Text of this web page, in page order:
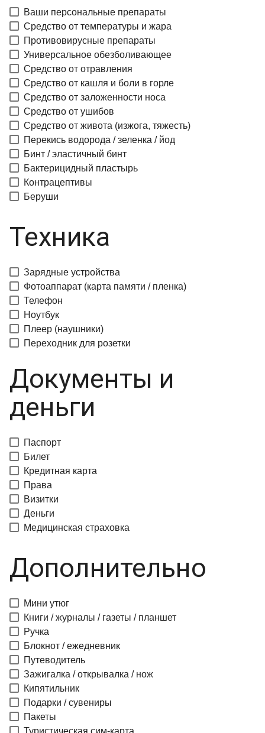
Ваши персональные препараты
Средство от температуры и жара
Противовирусные препараты
Универсальное обезболивающее
Средство от отравления
Средство от кашля и боли в горле
Средство от заложенности носа
Средство от ушибов
Средство от живота (изжога, тяжесть)
Перекись водорода / зеленка / йод
Бинт / эластичный бинт
Бактерицидный пластырь
Контрацептивы
Беруши
Техника
Зарядные устройства
Фотоаппарат (карта памяти / пленка)
Телефон
Ноутбук
Плеер (наушники)
Переходник для розетки
Документы и
деньги
Паспорт
Билет
Кредитная карта
Права
Визитки
Деньги
Медицинская страховка
Дополнительно
Мини утюг
Книги / журналы / газеты / планшет
Ручка
Блокнот / ежедневник
Путеводитель
Зажигалка / открывалка / нож
Кипятильник
Подарки / сувениры
Пакеты
Туристическая сим-карта